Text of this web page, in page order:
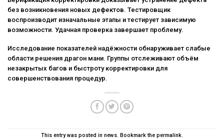
без возникновения новых дефектов. Тестировщик
воспроизводит изначальные этапы и тестирует зависимую
возможности. Удачная проверка завершает проблему.
Исследование показателей надёжности обнаруживает слабые
области решения драгон мани. Группы отслеживают объём
незакрытых багов и быстроту корректировки для
совершенствования процедур.
This entry was posted in news. Bookmark the permalink.